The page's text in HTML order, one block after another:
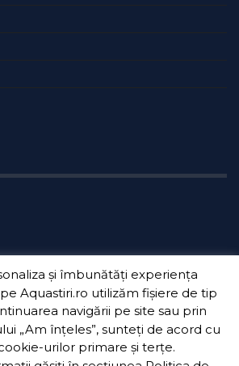
S.A.| Dezvoltat de 3Waves Net
și îmbunătăți experiența
Aquastiri.ro utilizăm fișiere de tip
navigării pe site sau prin
„Am înțeles”, sunteți de acord cu
urilor primare și terțe.